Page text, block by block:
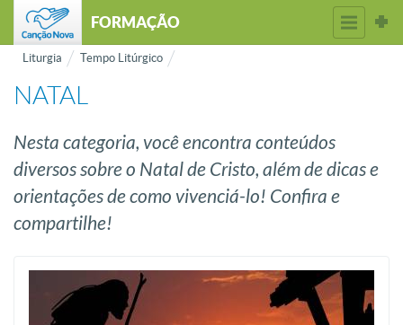
FORMAÇÃO
Liturgia Tempo Litúrgico
NATAL
Nesta categoria, você encontra conteúdos
diversos sobre o Natal de Cristo, além de dicas e
orientações de como vivenciá-lo! Confira e
compartilhe!